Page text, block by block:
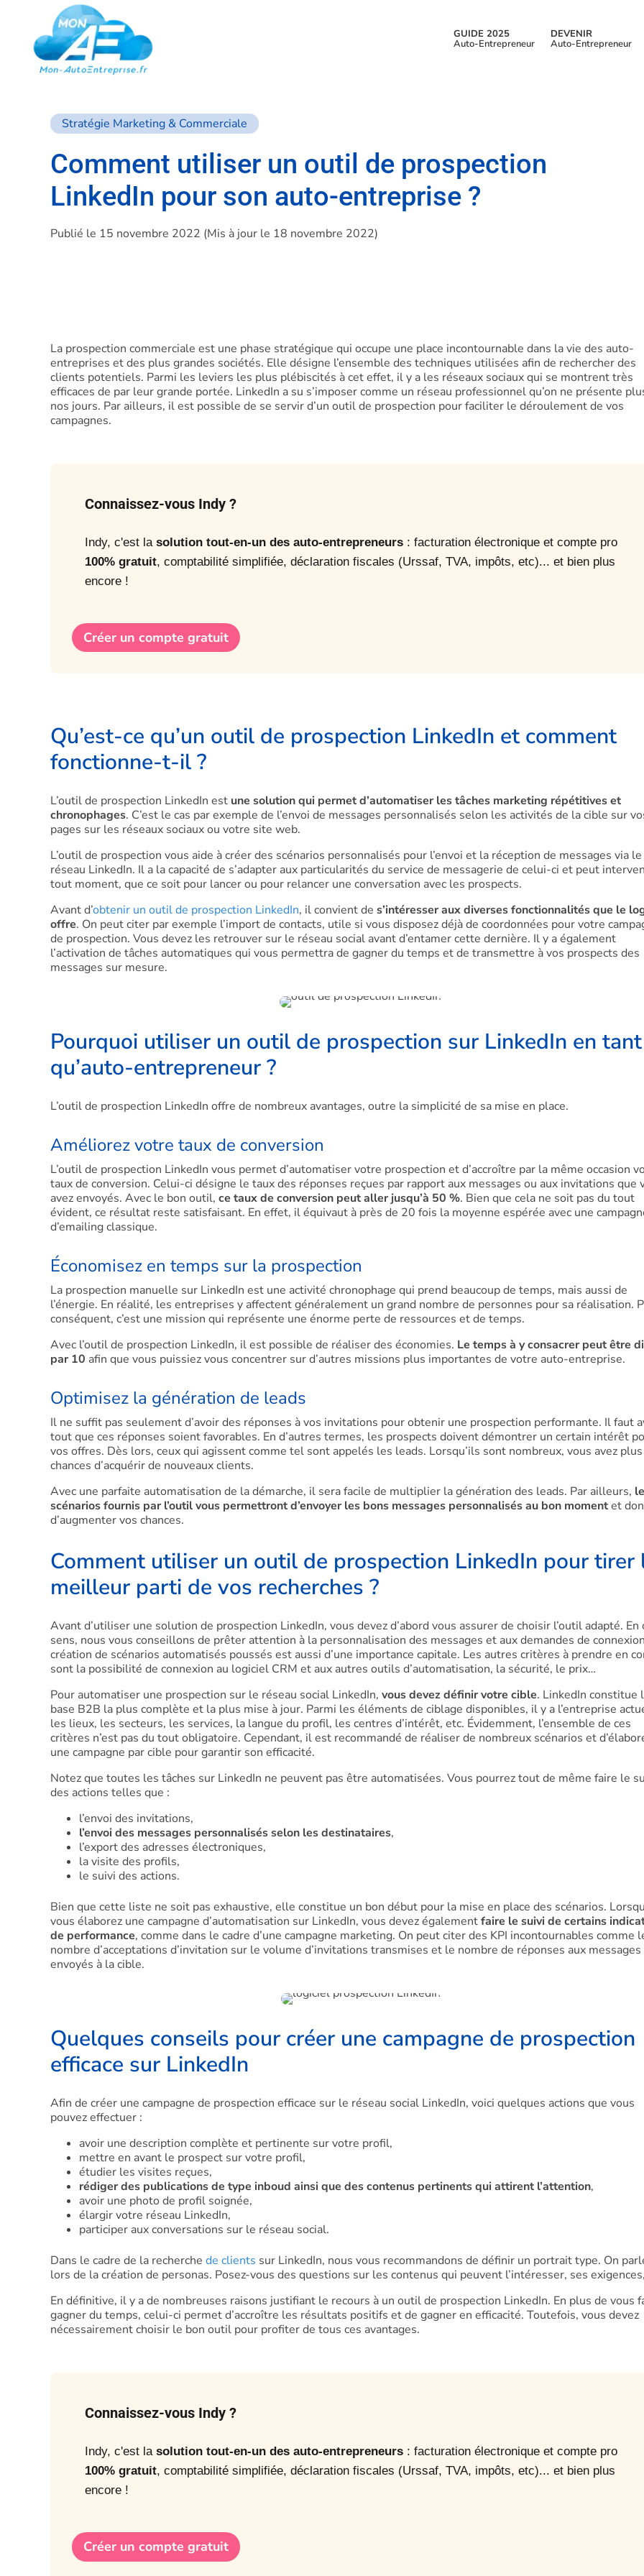
GUIDE 2025
Auto-Entrepreneur
DEVENIR
Auto-Entrepreneur
Stratégie Marketing & Commerciale
Comment utiliser un outil de prospection
LinkedIn pour son auto-entreprise ?
Publié le 15 novembre 2022 (Mis à jour le 18 novembre 2022)
La prospection commerciale est une phase stratégique qui occupe une place incontournable dans la vie des auto-
entreprises et des plus grandes sociétés. Elle désigne l’ensemble des techniques utilisées afin de rechercher des
clients potentiels. Parmi les leviers les plus plébiscités à cet effet, il y a les réseaux sociaux qui se montrent très
efficaces de par leur grande portée. LinkedIn a su s’imposer comme un réseau professionnel qu’on ne présente
nos jours. Par ailleurs, il est possible de se servir d’un outil de prospection pour faciliter le déroulement de vos
campagnes.
Connaissez-vous Indy ?
Indy, c'est la solution tout-en-un des auto-entrepreneurs : facturation électronique et compte pro
100% gratuit, comptabilité simplifiée, déclaration fiscales (Urssaf, TVA, impôts, etc)... et bien plus
encore !
Créer un compte gratuit
Qu’est-ce qu’un outil de prospection LinkedIn et comment
fonctionne-t-il ?
L’outil de prospection LinkedIn est une solution qui permet d’automatiser les tâches marketing répétitives et
chronophages. C’est le cas par exemple de l’envoi de messages personnalisés selon les activités de la cible sur
pages sur les réseaux sociaux ou votre site web.
L’outil de prospection vous aide à créer des scénarios personnalisés pour l’envoi et la réception de messages via le
réseau LinkedIn. Il a la capacité de s’adapter aux particularités du service de messagerie de celui-ci et peut
tout moment, que ce soit pour lancer ou pour relancer une conversation avec les prospects.
Avant d’obtenir un outil de prospection LinkedIn, il convient de s’intéresser aux diverses fonctionnalités que le
offre. On peut citer par exemple l’import de contacts, utile si vous disposez déjà de coordonnées pour votre
de prospection. Vous devez les retrouver sur le réseau social avant d’entamer cette dernière. Il y a également
l’activation de tâches automatiques qui vous permettra de gagner du temps et de transmettre à vos prospects des
messages sur mesure.
Pourquoi utiliser un outil de prospection sur LinkedIn en tant
qu’auto-entrepreneur ?
L’outil de prospection LinkedIn offre de nombreux avantages, outre la simplicité de sa mise en place.
Améliorez votre taux de conversion
L’outil de prospection LinkedIn vous permet d’automatiser votre prospection et d’accroître par la même occasion
taux de conversion. Celui-ci désigne le taux des réponses reçues par rapport aux messages ou aux invitations que
avez envoyés. Avec le bon outil, ce taux de conversion peut aller jusqu’à 50 %. Bien que cela ne soit pas du tout
évident, ce résultat reste satisfaisant. En effet, il équivaut à près de 20 fois la moyenne espérée avec une
d’emailing classique.
Économisez en temps sur la prospection
La prospection manuelle sur LinkedIn est une activité chronophage qui prend beaucoup de temps, mais aussi de
l’énergie. En réalité, les entreprises y affectent généralement un grand nombre de personnes pour sa réalisation.
conséquent, c’est une mission qui représente une énorme perte de ressources et de temps.
Avec l’outil de prospection LinkedIn, il est possible de réaliser des économies. Le temps à y consacrer peut être
par 10 afin que vous puissiez vous concentrer sur d’autres missions plus importantes de votre auto-entreprise.
Optimisez la génération de leads
Il ne suffit pas seulement d’avoir des réponses à vos invitations pour obtenir une prospection performante. Il faut
tout que ces réponses soient favorables. En d’autres termes, les prospects doivent démontrer un certain intérêt
vos offres. Dès lors, ceux qui agissent comme tel sont appelés les leads. Lorsqu’ils sont nombreux, vous avez
chances d’acquérir de nouveaux clients.
Avec une parfaite automatisation de la démarche, il sera facile de multiplier la génération des leads. Par ailleurs,
scénarios fournis par l’outil vous permettront d’envoyer les bons messages personnalisés au bon momentet
d’augmenter vos chances.
Comment utiliser un outil de prospection LinkedIn pour tirer
meilleur parti de vos recherches ?
Avant d’utiliser une solution de prospection LinkedIn, vous devez d’abord vous assurer de choisir l’outil adapté. En
sens, nous vous conseillons de prêter attention à la personnalisation des messages et aux demandes de
création de scénarios automatisés poussés est aussi d’une importance capitale. Les autres critères à prendre en
sont la possibilité de connexion au logiciel CRM et aux autres outils d’automatisation, la sécurité, le prix…
Pour automatiser une prospection sur le réseau social LinkedIn, vous devez définir votre cible. LinkedIn constitue
base B2B la plus complète et la plus mise à jour. Parmi les éléments de ciblage disponibles, il y a l’entreprise
les lieux, les secteurs, les services, la langue du profil, les centres d’intérêt, etc. Évidemment, l’ensemble de ces
critères n’est pas du tout obligatoire. Cependant, il est recommandé de réaliser de nombreux scénarios et
une campagne par cible pour garantir son efficacité.
Notez que toutes les tâches sur LinkedIn ne peuvent pas être automatisées. Vous pourrez tout de même faire le
des actions telles que :
l’envoi des invitations,
l’envoi des messages personnalisés selon les destinataires,
l’export des adresses électroniques,
la visite des profils,
le suivi des actions.
Bien que cette liste ne soit pas exhaustive, elle constitue un bon début pour la mise en place des scénarios.
vous élaborez une campagne d’automatisation sur LinkedIn, vous devez égalementfaire le suivi de certains
de performance, comme dans le cadre d’une campagne marketing. On peut citer des KPI incontournables comme
nombre d’acceptations d’invitation sur le volume d’invitations transmises et le nombre de réponses aux messages
envoyés à la cible.
Quelques conseils pour créer une campagne de prospection
efficace sur LinkedIn
Afin de créer une campagne de prospection efficace sur le réseau social LinkedIn, voici quelques actions que vous
pouvez effectuer :
avoir une description complète et pertinente sur votre profil,
mettre en avant le prospect sur votre profil,
étudier les visites reçues,
rédiger des publications de type inboud ainsi que des contenus pertinents qui attirent l’attention,
avoir une photo de profil soignée,
élargir votre réseau LinkedIn,
participer aux conversations sur le réseau social.
Dans le cadre de la recherche de clients sur LinkedIn, nous vous recommandons de définir un portrait type. On
lors de la création de personas. Posez-vous des questions sur les contenus qui peuvent l’intéresser, ses
En définitive, il y a de nombreuses raisons justifiant le recours à un outil de prospection LinkedIn. En plus de vous
gagner du temps, celui-ci permet d’accroître les résultats positifs et de gagner en efficacité. Toutefois, vous devez
nécessairement choisir le bon outil pour profiter de tous ces avantages.
Connaissez-vous Indy ?
Indy, c'est la solution tout-en-un des auto-entrepreneurs : facturation électronique et compte pro
100% gratuit, comptabilité simplifiée, déclaration fiscales (Urssaf, TVA, impôts, etc)... et bien plus
encore !
Créer un compte gratuit